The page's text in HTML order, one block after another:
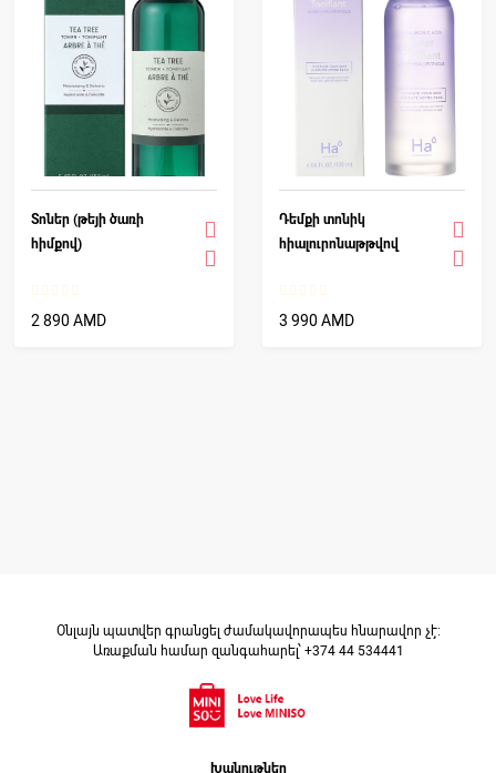
Տոներ (թեյի ծառի
հիմքով)
2 890 AMD
Դեմքի տոնիկ
հիալուրոնաթթվով
3 990 AMD
Օնլայն պատվեր գրանցել ժամակավորապես հնարավոր չէ։
Առաքման համար զանգահարել՝ +374 44 534441
Խանութներ